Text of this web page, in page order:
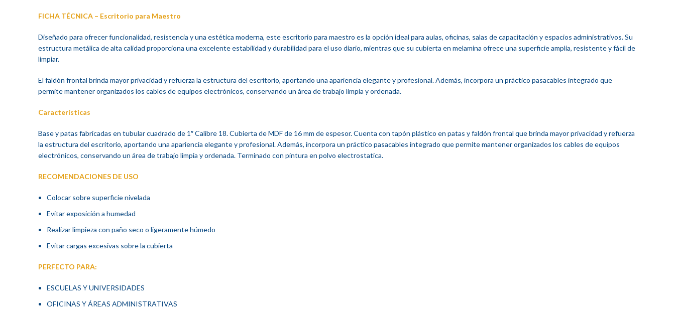
FICHA TÉCNICA – Escritorio para Maestro
Diseñado para ofrecer funcionalidad, resistencia y una estética moderna, este escritorio para maestro es la opción ideal para aulas, oficinas, salas de capacitación y espacios administrativos. Su
estructura metálica de alta calidad proporciona una excelente estabilidad y durabilidad para el uso diario, mientras que su cubierta en melamina ofrece una superficie amplia, resistente y fácil de
limpiar.
El faldón frontal brinda mayor privacidad y refuerza la estructura del escritorio, aportando una apariencia elegante y profesional. Además, incorpora un práctico pasacables integrado que
permite mantener organizados los cables de equipos electrónicos, conservando un área de trabajo limpia y ordenada.
Características
Base y patas fabricadas en tubular cuadrado de 1″ Calibre 18. Cubierta de MDF de 16 mm de espesor. Cuenta con tapón plástico en patas y faldón frontal que brinda mayor privacidad y refuerza
la estructura del escritorio, aportando una apariencia elegante y profesional. Además, incorpora un práctico pasacables integrado que permite mantener organizados los cables de equipos
electrónicos, conservando un área de trabajo limpia y ordenada. Terminado con pintura en polvo electrostatica.
RECOMENDACIONES DE USO
Colocar sobre superficie nivelada
Evitar exposición a humedad
Realizar limpieza con paño seco o ligeramente húmedo
Evitar cargas excesivas sobre la cubierta
PERFECTO PARA:
ESCUELAS Y UNIVERSIDADES
OFICINAS Y ÁREAS ADMINISTRATIVAS